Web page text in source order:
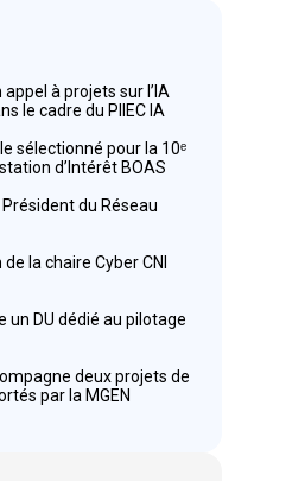
à projets sur l’IA
le cadre du PIIEC IA
sélectionné pour la 10ᵉ
d’Intérêt BOAS
du Réseau
la chaire Cyber CNI
un DU dédié au pilotage
deux projets de
par la MGEN